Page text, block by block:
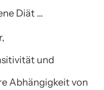
Diät …
und
Abhängigkeit von